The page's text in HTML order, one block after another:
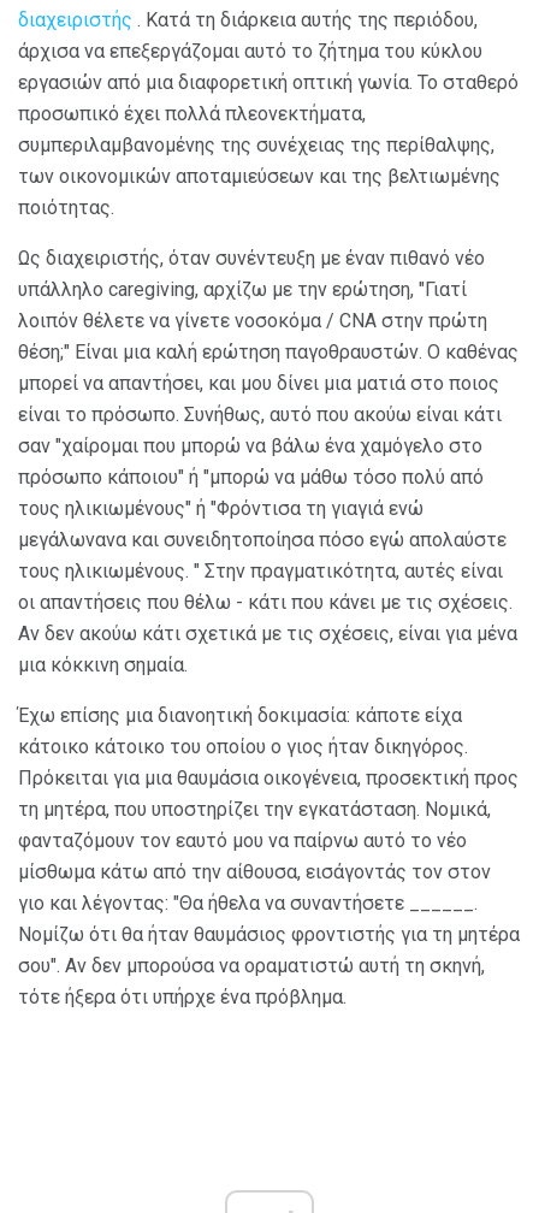
διαχειριστής . Κατά τη διάρκεια αυτής της περιόδου,
άρχισα να επεξεργάζομαι αυτό το ζήτημα του κύκλου
εργασιών από μια διαφορετική οπτική γωνία. Το σταθερό
προσωπικό έχει πολλά πλεονεκτήματα,
συμπεριλαμβανομένης της συνέχειας της περίθαλψης,
των οικονομικών αποταμιεύσεων και της βελτιωμένης
ποιότητας.
Ως διαχειριστής, όταν συνέντευξη με έναν πιθανό νέο
υπάλληλο caregiving, αρχίζω με την ερώτηση, "Γιατί
λοιπόν θέλετε να γίνετε νοσοκόμα / CNA στην πρώτη
θέση;" Είναι μια καλή ερώτηση παγοθραυστών. Ο καθένας
μπορεί να απαντήσει, και μου δίνει μια ματιά στο ποιος
είναι το πρόσωπο. Συνήθως, αυτό που ακούω είναι κάτι
σαν "χαίρομαι που μπορώ να βάλω ένα χαμόγελο στο
πρόσωπο κάποιου" ή "μπορώ να μάθω τόσο πολύ από
τους ηλικιωμένους" ή "Φρόντισα τη γιαγιά ενώ
μεγάλωνανα και συνειδητοποίησα πόσο εγώ απολαύστε
τους ηλικιωμένους. " Στην πραγματικότητα, αυτές είναι
οι απαντήσεις που θέλω - κάτι που κάνει με τις σχέσεις.
Αν δεν ακούω κάτι σχετικά με τις σχέσεις, είναι για μένα
μια κόκκινη σημαία.
Έχω επίσης μια διανοητική δοκιμασία: κάποτε είχα
κάτοικο κάτοικο του οποίου ο γιος ήταν δικηγόρος.
Πρόκειται για μια θαυμάσια οικογένεια, προσεκτική προς
τη μητέρα, που υποστηρίζει την εγκατάσταση. Νομικά,
φανταζόμουν τον εαυτό μου να παίρνω αυτό το νέο
μίσθωμα κάτω από την αίθουσα, εισάγοντάς τον στον
γιο και λέγοντας: "Θα ήθελα να συναντήσετε ______.
Νομίζω ότι θα ήταν θαυμάσιος φροντιστής για τη μητέρα
σου". Αν δεν μπορούσα να οραματιστώ αυτή τη σκηνή,
τότε ήξερα ότι υπήρχε ένα πρόβλημα.